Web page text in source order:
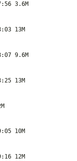
3.6M
13M
9.6M
13M
10M
12M